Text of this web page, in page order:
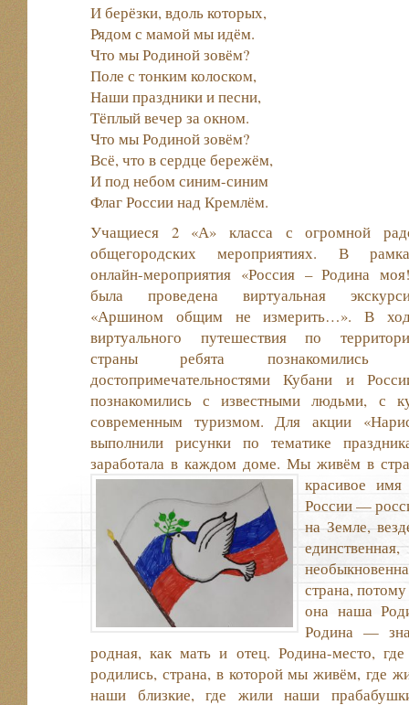
И берёзки, вдоль которых,
Рядом с мамой мы идём.
Что мы Родиной зовём?
Поле с тонким колоском,
Наши праздники и песни,
Тёплый вечер за окном.
Что мы Родиной зовём?
Всё, что в сердце бережём,
И под небом синим-синим
Флаг России над Кремлём.
Учащиеся 2 «А» класса с огромной
общегородскихмероприятиях. В
онлайн-мероприятия «Россия – Родина
была проведена виртуальная
«Аршином общим не измерить…». В
виртуального путешествия по
страны ребята познакомились
достопримечательностями Кубани и
познакомились с известными людьми, с
современным туризмом. Для акции
выполнили рисунки по тематике
заработала в каждом доме. Мы живём в
красивое
России —
на Земле,
единственная,
страна,
она наша
Родина —
родная, как мать и отец. Родина-место,
родились, страна, в которой мы живём, где
наши близкие, где жили наши